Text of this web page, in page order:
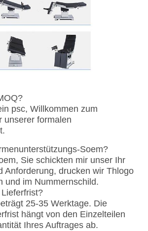
psc, Willkommen zum
unserer formalen
Soem?
Sie schickten mir unser Ihr
Anforderung, drucken wir Thlogo
und im Nummernschild.
25-35 Werktage. Die
hängt von den Einzelteilen
Ihres Auftrages ab.